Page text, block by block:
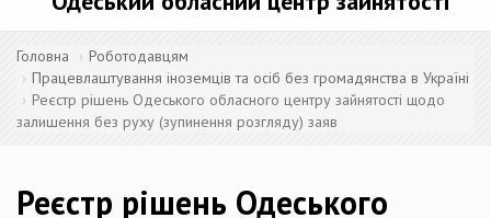
Головна
Роботодавцям
Працевлаштування іноземців та осіб без громадянства в Україні
Реєстр рішень Одеського обласного центру зайнятості щодо
залишення без руху (зупинення розгляду) заяв
Реєстр рішень Одеського